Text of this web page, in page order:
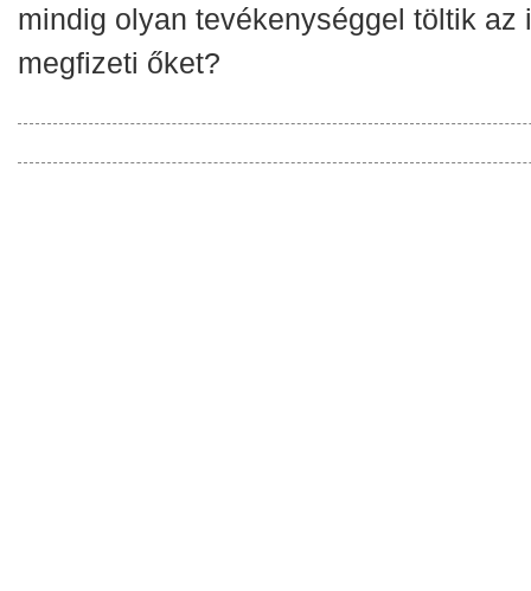
mindig olyan tevékenységgel töltik az
megfizeti őket?